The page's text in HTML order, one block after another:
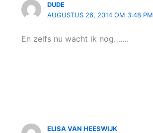
DUDE
AUGUSTUS 26, 2014 OM 3:48 PM
En zelfs nu wacht ik nog…….
ELISA VAN HEESWIJK